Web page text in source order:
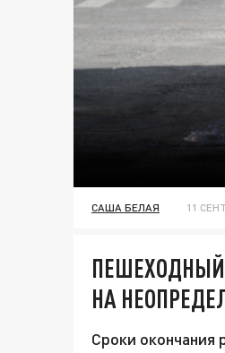
САША БЕЛАЯ 11
НА
Сроки окончания